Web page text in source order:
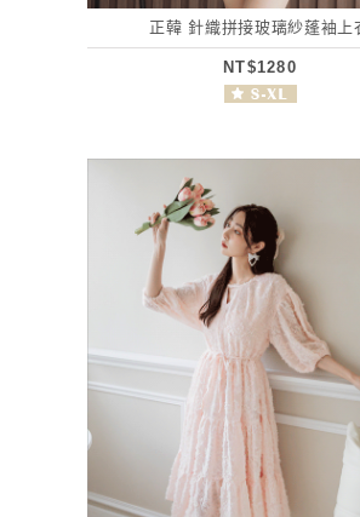
正韓 針織拼接玻璃紗蓬袖上
NT$1280